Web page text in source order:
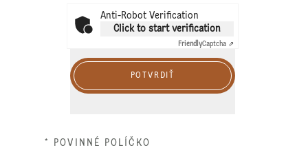
Anti-Robot Verification
Click to start verification
FriendlyCaptcha ⇗
POTVRDIŤ
* POVINNÉ POLÍČKO